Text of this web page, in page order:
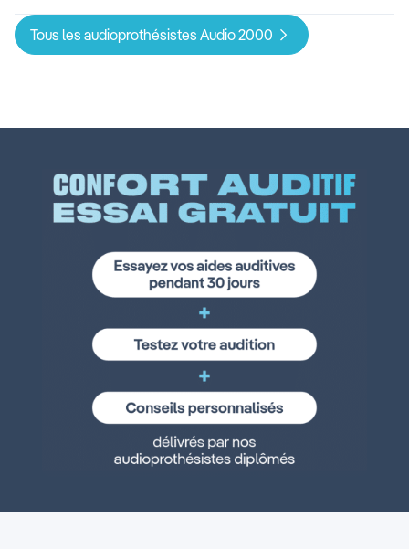
Tous les audioprothésistes Audio 2000